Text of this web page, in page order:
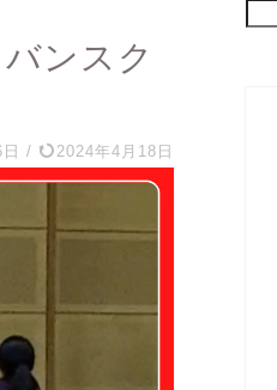
ンスク
/ 2024年4月18日